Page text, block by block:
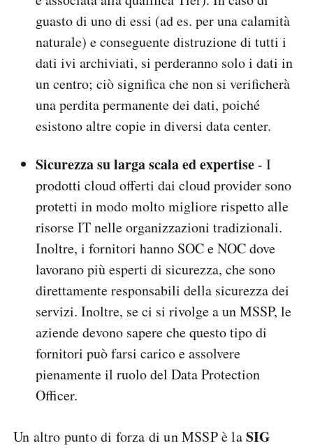
guasto di uno di essi (ad es. per una calamità
naturale) e conseguente distruzione di tutti i
dati ivi archiviati, si perderanno solo i dati in
un centro; ciò significa che non si verificherà
una perdita permanente dei dati, poiché
esistono altre copie in diversi data center.
Sicurezza su larga scala ed expertise- I
prodotti cloud offerti dai cloud provider sono
protetti in modo molto migliore rispetto alle
risorse IT nelle organizzazioni tradizionali.
Inoltre, i fornitori hanno SOC e NOC dove
lavorano più esperti di sicurezza, che sono
direttamente responsabili della sicurezza dei
servizi. Inoltre, se ci si rivolge a un MSSP, le
aziende devono sapere che questo tipo di
fornitori può farsi carico e assolvere
pienamente il ruolo del Data Protection
Officer.
Un altro punto di forza di un MSSP è laSIG